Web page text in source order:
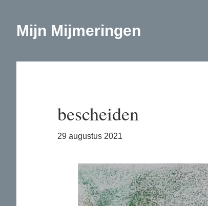
inhoud
sidebar
Mijn Mijmeringen
bescheiden
29 augustus 2021